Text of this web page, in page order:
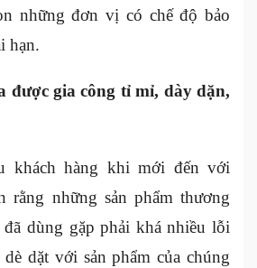
những đơn vị có chế độ bảo
hạn.
được gia công tỉ mỉ, dày dặn,
khách hàng khi mới đến với
rằng những sản phẩm thương
dùng gặp phải khá nhiều lỗi
dặt với sản phẩm của chúng